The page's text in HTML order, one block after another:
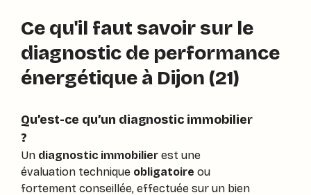
Ce qu'il faut savoir sur le
diagnostic de performance
énergétique à Dijon (21)
Qu’est-ce qu’un diagnostic immobilier
?
Un diagnostic immobilier est une
évaluation technique obligatoire ou
fortement conseillée, effectuée sur un bien